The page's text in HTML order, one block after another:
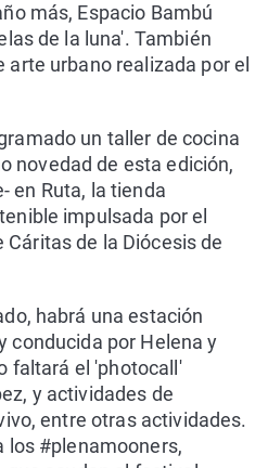
más, Espacio Bambú
de la luna'. También
arte urbano realizada por el
un taller de cocina
novedad de esta edición,
en Ruta, la tienda
impulsada por el
de la Diócesis de
habrá una estación
conducida por Helena y
faltará el 'photocall'
y actividades de
entre otras actividades.
los #plenamooners,